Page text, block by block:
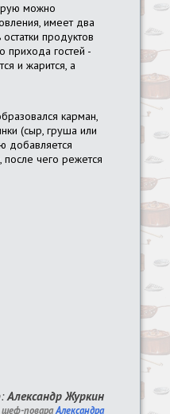
можно
имеет два
продуктов
прихода гостей -
и жарится, а
карман,
(сыр, груша или
добавляется
после чего режется
Александр Журкин
шеф-повараАлександра